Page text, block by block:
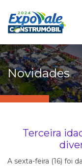
Novidades
Terceira
A sexta-feira (16) foi da